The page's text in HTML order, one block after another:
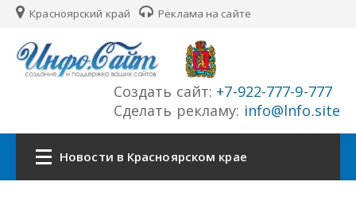
Красноярский край Реклама на сайте
Создать сайт: +7-922-777-9-777
Сделать рекламу: info@lnfo.site
Новости в Красноярском крае